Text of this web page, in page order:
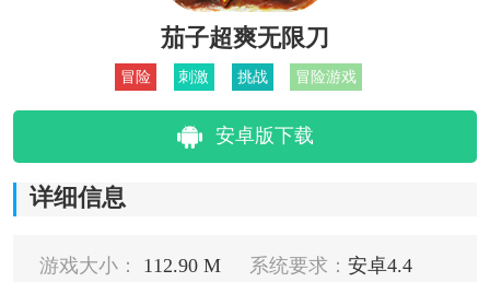
茄子超爽无限刀
冒险 刺激 挑战 冒险游戏
安卓版下载
详细信息
游戏大小： 112.90 M 系统要求： 安卓4.4